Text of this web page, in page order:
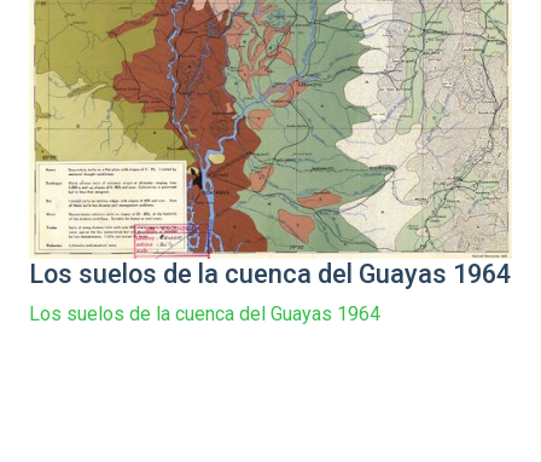
Los suelos de la cuenca del Guayas 1964
Los suelos de la cuenca del Guayas 1964